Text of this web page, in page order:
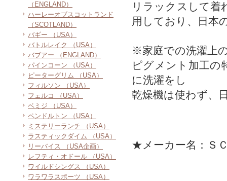
（ENGLAND）
ハーレーオブスコットランド
（SCOTLAND）
バギー （USA）
バトルレイク （USA）
バブアー （ENGLAND）
パインコーン （USA）
ピーターグリム （USA）
フィルソン （USA）
フェルコ （USA）
ベミジ （USA）
ペンドルトン （USA）
ミステリーランチ （USA）
ラスティックダイム （USA）
リーバイス （USA企画）
レフティ・オドール （USA）
ワイルドシングス （USA）
ワラワラスポーツ （USA）
リラックスして着
用しており、日本
※家庭での洗濯上
ピグメント加工の
に洗濯をし
乾燥機は使わず、
★メーカー名：Ｓ